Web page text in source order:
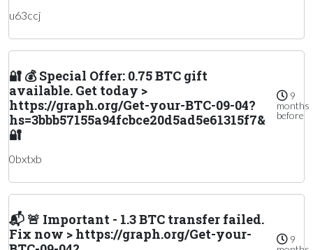
u63ccj
🔐 💰 Special Offer: 0.75 BTC gift
available. Get today >
https://graph.org/Get-your-BTC-09-04?
hs=3bbb57155a94fcbce20d5ad5e61315f7&
🔐
9
months
before
0bxtxb
📬 🚨 Important - 1.3 BTC transfer failed.
Fix now > https://graph.org/Get-your-
9